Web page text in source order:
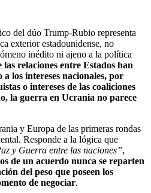
del dúo Trump-Rubio representa
exterior estadounidense, no
inédito ni ajeno a la política
relaciones entre Estados han
los intereses nacionales, por
o intereses de las coaliciones
la guerra en Ucrania no parece
y Europa de las primeras rondas
Responde a la lógica que
y Guerra entre las naciones”,
de un acuerdo nunca se reparten
del peso que poseen los
de negociar.